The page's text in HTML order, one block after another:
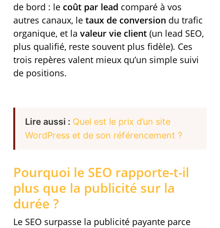
de bord : le coût par lead comparé à vos
autres canaux, le taux de conversion du trafic
organique, et la valeur vie client(un lead SEO,
plus qualifié, reste souvent plus fidèle). Ces
trois repères valent mieux qu’un simple suivi
de positions.
Lire aussi : Quel est le prix d’un site
WordPress et de son référencement ?
Pourquoi le SEO rapporte-t-il
plus que la publicité sur la
durée ?
Le SEO surpasse la publicité payante parce